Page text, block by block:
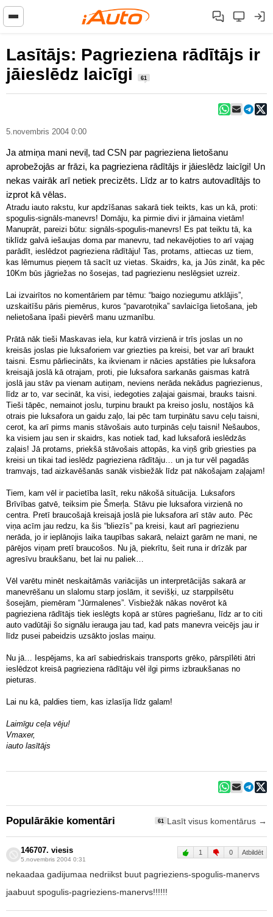
Lasītājs: Pagrieziena rādītājs ir
jāieslēdz laicīgi
61
5.novembris 2004 0:00
Ja atmiņa mani neviļ, tad CSN par pagrieziena lietošanu
aprobežojās ar frāzi, ka pagrieziena rādītājs ir jāieslēdz laicīgi! Un
nekas vairāk arī netiek precizēts. Līdz ar to katrs autovadītājs to
izprot kā vēlas.
Atradu iauto rakstu, kur apdzīšanas sakarā tiek teikts, kas un kā, proti:
spogulis-signāls-manevrs! Domāju, ka pirmie divi ir jāmaina vietām!
Manuprāt, pareizi būtu: signāls-spogulis-manevrs! Es pat teiktu tā, ka
tiklīdz galvā iešaujas doma par manevru, tad nekavējoties to arī vajag
parādīt, ieslēdzot pagrieziena rādītāju! Tas, protams, attiecas uz tiem,
kas lēmumus pieņem tā sacīt uz vietas. Skaidrs, ka, ja Jūs zināt, ka pēc
10Km būs jāgriežas no šosejas, tad pagriezienu neslēgsiet uzreiz.
Lai izvairītos no komentāriem par tēmu: “baigo noziegumu atklājis”,
uzskaitīšu pāris piemērus, kuros “pavarotņika” savlaicīga lietošana, jeb
nelietošana īpaši pievērš manu uzmanību.
Prātā nāk tieši Maskavas iela, kur katrā virzienā ir trīs joslas un no
kreisās joslas pie luksaforiem var griezties pa kreisi, bet var arī braukt
taisni. Esmu pārliecināts, ka ikvienam ir nācies apstāties pie luksafora
kreisajā joslā kā otrajam, proti, pie luksafora sarkanās gaismas katrā
joslā jau stāv pa vienam autiņam, neviens nerāda nekādus pagriezienus,
līdz ar to, var secināt, ka visi, iedegoties zaļajai gaismai, brauks taisni.
Tieši tāpēc, nemainot joslu, turpinu braukt pa kreiso joslu, nostājos kā
otrais pie luksafora un gaidu zaļo, lai pēc tam turpinātu savu ceļu taisni,
cerot, ka arī pirms manis stāvošais auto turpinās ceļu taisni! Nešaubos,
ka visiem jau sen ir skaidrs, kas notiek tad, kad luksaforā ieslēdzās
zaļais! Jā protams, priekšā stāvošais attopās, ka viņš grib griesties pa
kreisi un tikai tad ieslēdz pagrieziena rādītāju… un ja tur vēl pagadās
tramvajs, tad aizkavēšanās sanāk visbiežāk līdz pat nākošajam zaļajam!
Tiem, kam vēl ir pacietība lasīt, reku nākošā situācija. Luksafors
Brīvības gatvē, teiksim pie Šmerļa. Stāvu pie luksafora virzienā no
centra. Pretī braucošajā kreisajā joslā pie luksafora arī stāv auto. Pēc
viņa acīm jau redzu, ka šis “bliezīs” pa kreisi, kaut arī pagriezienu
nerāda, jo ir ieplānojis laika taupības sakarā, nelaizt garām ne mani, ne
pārējos viņam pretī braucošos. Nu jā, piekrītu, šeit runa ir drīzāk par
agresīvu braukšanu, bet lai nu paliek…
Vēl varētu minēt neskaitāmās variācijās un interpretācijās sakarā ar
manevrēšanu un slalomu starp joslām, it sevišķi, uz starppilsētu
šosejām, piemēram “Jūrmalenes”. Visbiežāk nākas novērot kā
pagrieziena rādītājs tiek ieslēgts kopā ar stūres pagriešanu, līdz ar to citi
auto vadūtāji šo signālu ierauga jau tad, kad pats manevra veicējs jau ir
līdz pusei pabeidzis uzsākto joslas maiņu.
Nu jā… Iespējams, ka arī sabiedriskais transports grēko, pārspīlēti ātri
ieslēdzot kreisā pagrieziena rādītāju vēl ilgi pirms izbraukšanas no
pieturas.
Lai nu kā, paldies tiem, kas izlasīja līdz galam!
Laimīgu ceļa vēju!
Vmaxer,
iauto lasītājs
Populārākie komentāri 61 Lasīt visus komentārus →
146707. viesis
5.novembris 2004 0:31
1 0 Atbildēt
nekaadaa gadijumaa nedriikst buut pagrieziens-spogulis-manervs
jaabuut spogulis-pagrieziens-manervs!!!!!!